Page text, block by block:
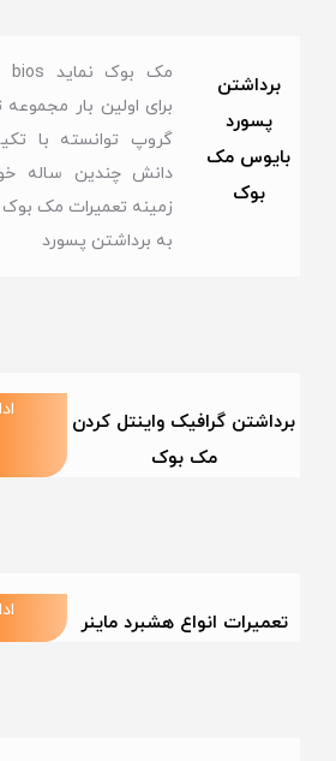
برداشتن
پسورد
بایوس مک
بوک
برای اولین بار مجموعه
گروپ توانسته با
دانش چندین ساله
زمینه تعمیرات مک بوک
به برداشتن پسورد
برداشتن گرافیک واینتل کردن
مک بوک
تعمیرات انواع هشبرد ماینر